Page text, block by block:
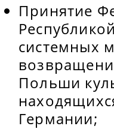
Принятие
системных
Польши
Германии;